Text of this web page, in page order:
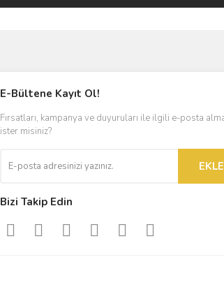
E-Bültene Kayıt Ol!
Fırsatları, kampanya ve duyuruları ile ilgili e-posta
ister misiniz?
EKLE
Bizi Takip Edin